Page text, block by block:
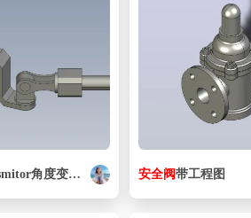
换传动机构3D图纸 f3d sat格式 安全阀带工程图